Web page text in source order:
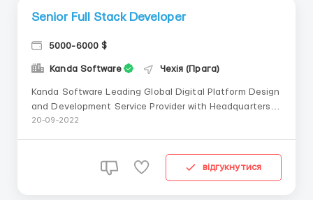
Senior Full Stack Developer
5000-6000 $
Kanda Software Чехія (Прага)
Kanda Software Leading Global Digital Platform Design
and Development Service Provider with Headquarters in
Boston, USA What we offer: the opportunity to work in
environment English cours...
20-09-2022
відгукнутися